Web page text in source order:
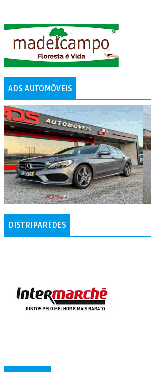
ADS AUTOMÓVEIS
DISTRIPAREDES